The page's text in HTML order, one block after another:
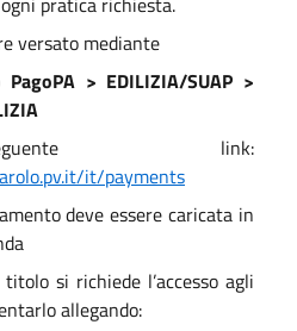
versato mediante
> EDILIZIA/SUAP >
link:
it/payments
deve essere caricata in
si richiede l’accesso agli
allegando: